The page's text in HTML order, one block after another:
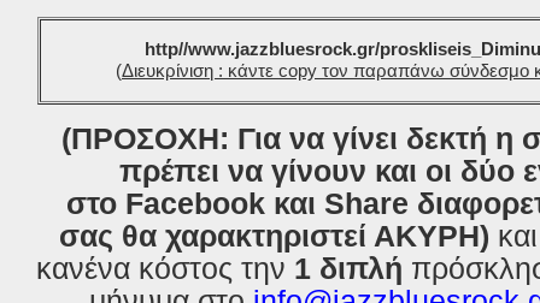
http//www.jazzbluesrock.gr/proskliseis_
(Διευκρίνιση : κάντε copy τον παραπάνω σύνδεσμο
(ΠΡΟΣΟΧΗ: Για να γίνει δεκτή η
πρέπει να γίνουν και οι δύο
στο Facebook και Share
σας θα χαρακτηριστεί ΑΚΥΡΗ)
κανένα κόστος την 1 διπλή